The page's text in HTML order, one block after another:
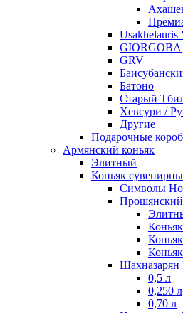
Usakhelauris
GIORGOBA
GRV
Батоно
Старый
Хевсури /
Другие
Подарочные
Армянский коньяк
Элитный
Коньяк
Символы
0,5 л
0,250 л
0,70 л